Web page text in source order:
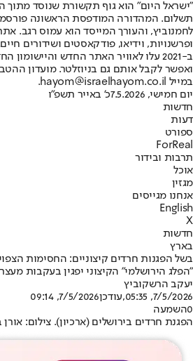
"ישראל היום" הוא גוף תקשורת שנוסד מתוך
ופרשנויות, וידיאו, פודקאסטים ושידורים
ב-2021 עלו לאוויר האתר החדש
ואפשר לקבל אותם גם בניוזלטר. מועדון
במייל hayom@israelhayom.co.il.
יום חמישי, 7.5.2026
כ' באייר תשפ"ו
חדשות
דעות
ספורט
ForReal
תרבות ובידור
אוכל
מגזין
אנחנו מגייסים
English
X
חדשות
בארץ
בשל הפגנות חרדים קיצוניים: החסימות
"הפלג הירושלמי" הקיצוני יפגין בעקבות
יעקב הרשקוביץ
7/5/2026, 05:35
,עודכן7/5/2026, 09:14
0השמעה
הפגנת חרדים בירושלים (ארכיון). צילום: אורן